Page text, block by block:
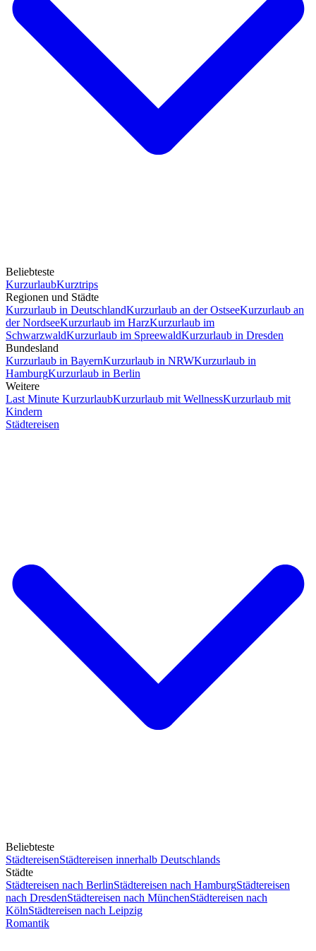
Beliebteste
KurzurlaubKurztrips
Regionen und Städte
Kurzurlaub in DeutschlandKurzurlaub an der OstseeKurzurlaub an
der NordseeKurzurlaub im HarzKurzurlaub im
SchwarzwaldKurzurlaub im SpreewaldKurzurlaub in Dresden
Bundesland
Kurzurlaub in BayernKurzurlaub in NRWKurzurlaub in
HamburgKurzurlaub in Berlin
Weitere
Last Minute KurzurlaubKurzurlaub mit WellnessKurzurlaub mit
Kindern
Städtereisen
Beliebteste
StädtereisenStädtereisen innerhalb Deutschlands
Städte
Städtereisen nach BerlinStädtereisen nach HamburgStädtereisen
nach DresdenStädtereisen nach MünchenStädtereisen nach
KölnStädtereisen nach Leipzig
Romantik